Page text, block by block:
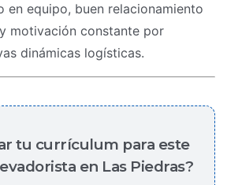
en equipo, buen relacionamiento
motivación constante por
dinámicas logísticas.
tu currículum para este
en Las Piedras?